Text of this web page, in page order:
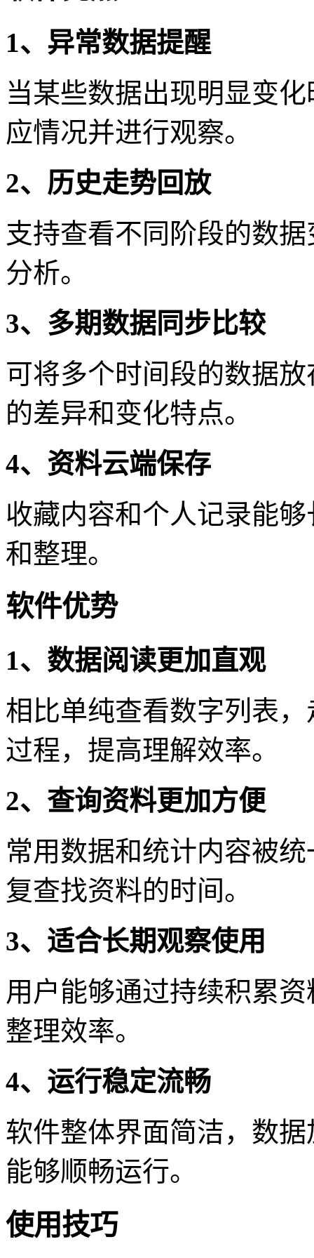
1、异常数据提醒
当某些数据出现明显变
应情况并进行观察。
2、历史走势回放
支持查看不同阶段的数
分析。
3、多期数据同步比较
可将多个时间段的数据
的差异和变化特点。
4、资料云端保存
收藏内容和个人记录能
和整理。
软件优势
1、数据阅读更加直观
相比单纯查看数字列表
过程，提高理解效率。
2、查询资料更加方便
常用数据和统计内容被
复查找资料的时间。
3、适合长期观察使用
用户能够通过持续积累
整理效率。
4、运行稳定流畅
软件整体界面简洁，数
能够顺畅运行。
使用技巧